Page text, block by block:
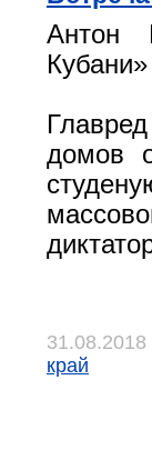
Антон
Кубани»
домов
31.08.2018
край